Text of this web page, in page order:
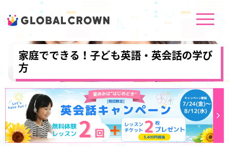
家庭でできる！子ども英語・英会話の学び
方